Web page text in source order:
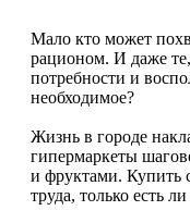
Здоровье и красота
НАЗАД
Мужское здоровье
Sportinia
Trace Minerals
USN
Мало кто может
рационом. И даже те,
потребности и
необходимое?
Жизнь в городе
гипермаркеты
и фруктами. Купить
труда, только есть